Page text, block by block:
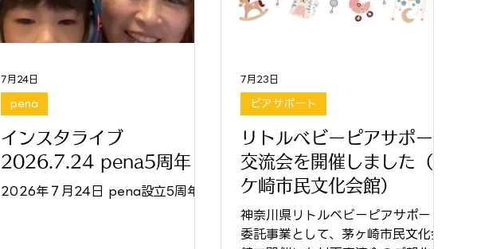
インスタライブ
2026.7.24 pena5周年
2026年７月24日 pena設立5周年
pena
7月24日
リトルベビーピアサポート
交流会を開催しました（茅
ケ崎市民文化会館）
神奈川県リトルベビーピアサポート
委託事業として、茅ヶ崎市民文化会
ピアサポート
7月23日